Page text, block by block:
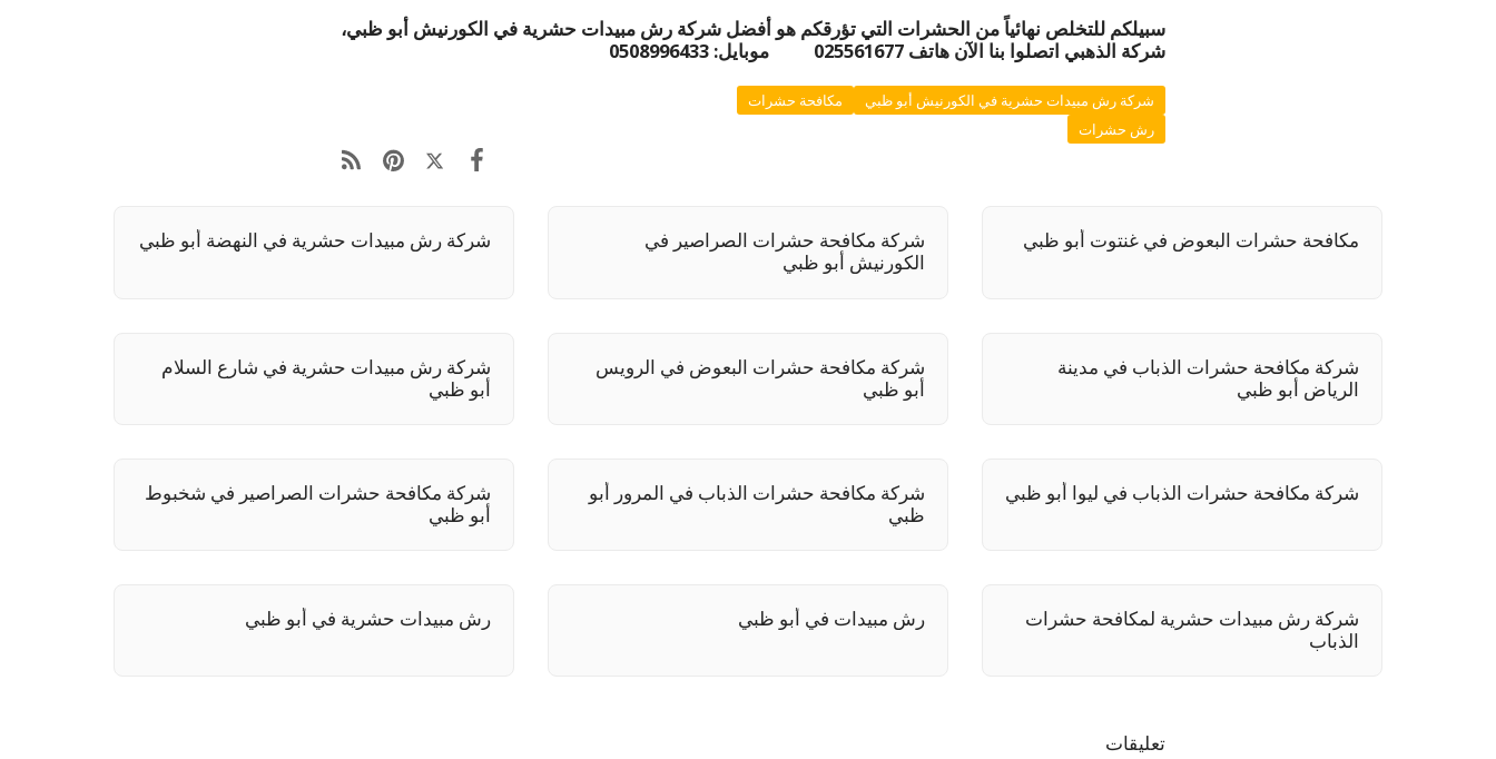
سبيلكم للتخلص نهائياً من الحشرات التي تؤرقكم هو أفضل شركة رش مبيدات حشرية في الكورنيش أبو ظبي،
شركة الذهبي اتصلوا بنا الآن هاتف 025561677 موبايل: 0508996433
شركة رش مبيدات حشرية في الكورنيش أبو ظبي
مكافحة حشرات
رش حشرات
مكافحة حشرات البعوض في غنتوت أبو ظبي
شركة مكافحة حشرات الصراصير في
الكورنيش أبو ظبي
شركة رش مبيدات حشرية في النهضة أبو ظبي
شركة مكافحة حشرات الذباب في مدينة
الرياض أبو ظبي
شركة مكافحة حشرات البعوض في الرويس
أبو ظبي
شركة رش مبيدات حشرية في شارع السلام
أبو ظبي
شركة مكافحة حشرات الذباب في ليوا أبو ظبي
شركة مكافحة حشرات الذباب في المرور أبو
ظبي
شركة مكافحة حشرات الصراصير في شخبوط
أبو ظبي
شركة رش مبيدات حشرية لمكافحة حشرات
الذباب
رش مبيدات في أبو ظبي رش مبيدات حشرية في أبو ظبي
تعليقات